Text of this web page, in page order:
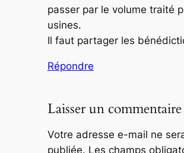
passer par le volume traité
usines.
Il faut partager les
Répondre
Laisser un commentaire
Votre adresse e-mail ne
publiée. Les champs